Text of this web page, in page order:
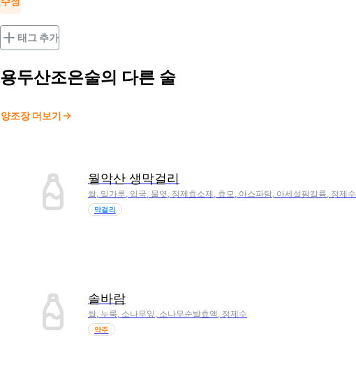
태그 추가
용두산조은술의 다른 술
양조장 더보기
월악산 생막걸리
쌀, 밀가루, 입국, 물엿, 정제효소제, 효모, 아스파탐, 아세설팜칼륨, 정제수
막걸리
솔바람
쌀, 누룩, 소나무잎, 소나무순발효액, 정제수
약주